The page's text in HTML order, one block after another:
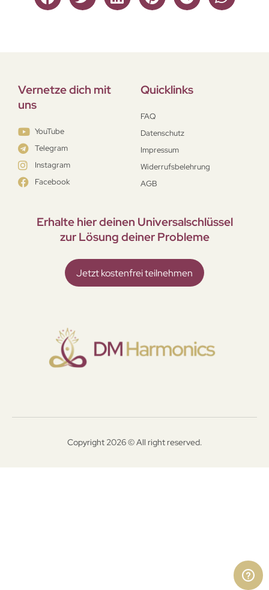
Vernetze dich mit
uns
YouTube
Telegram
Instagram
Facebook
Quicklinks
FAQ
Datenschutz
Impressum
Widerrufsbelehrung
AGB
Erhalte hier deinen Universal­schlüssel
zur Lösung deiner Probleme
Jetzt kostenfrei teilnehmen
Copyright 2026 © All right reserved.